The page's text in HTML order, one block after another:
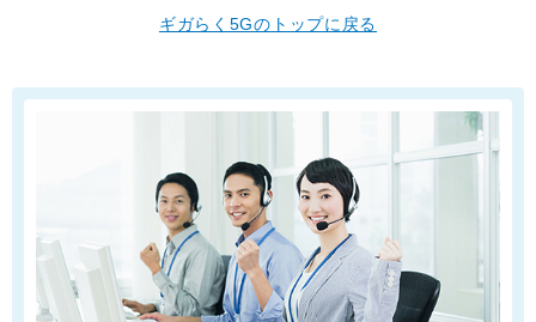
ギガらく5Gのトップに戻る